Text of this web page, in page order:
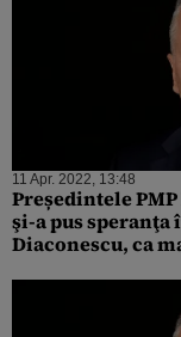
11 Apr. 2022, 13:48
Președintele
şi-a pus
Diaconescu, ca